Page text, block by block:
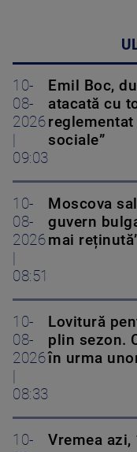
10-
08-
2026
|
09:03
Emil Boc,
atacată cu
sociale”
10-
08-
2026
|
08:51
Moscova
guvern
mai
10-
08-
2026
|
08:33
Lovitură
plin sezon.
în urma
10-
Vremea